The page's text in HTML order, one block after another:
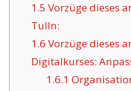
1.5 Vorzüge dieses
Tulln:
1.6 Vorzüge dieses
Digitalkurses:
1.6.1